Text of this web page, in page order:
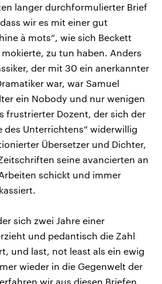
langer durchformulierter Brief
wir es mit einer gut
à mots“, wie sich Beckett
zu tun haben. Anders
der mit 30 ein anerkannter
war, war Samuel
ein Nobody und nur wenigen
frustrierter Dozent, der sich der
des Unterrichtens“ widerwillig
Übersetzer und Dichter,
seine avancierten an
schickt und immer
sich zwei Jahre einer
und pedantisch die Zahl
und last, not least als ein ewig
wieder in die Gegenwelt der
wir aus diesen Briefen